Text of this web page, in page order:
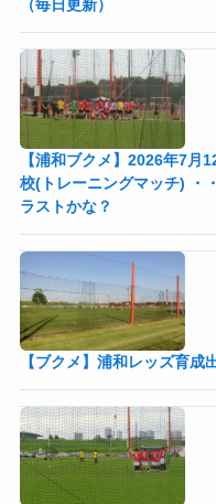
（毎日更新）
【浦和ブクメ】2026年7月
校(トレーニングマッチ) ・
ラストかな？
【ブクメ】浦和レッズ育